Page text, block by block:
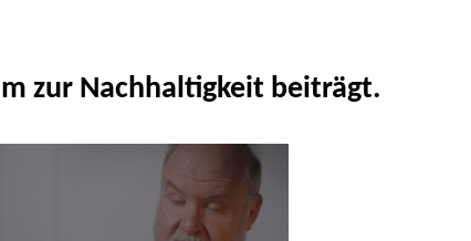
zur Nachhaltigkeit beiträgt.